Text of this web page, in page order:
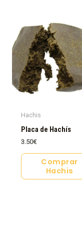
Hachis
Placa de Hachís
3.50€
Comprar
Hachis